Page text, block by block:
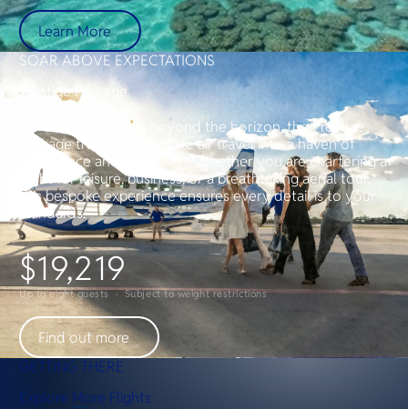
Learn More
SOAR ABOVE EXPECTATIONS
Prestige Package
For those who seek beyond the horizon, the Prestige
Package transforms private air travel into a haven of
indulgence and exclusivity. Whether you are chartering a
flight for leisure, business, or a breathtaking aerial tour,
this bespoke experience ensures every detail is to your
standards.
$19,219
Up to eight guests · Subject to weight restrictions
Find out more
GETTING THERE
Explore More Flights